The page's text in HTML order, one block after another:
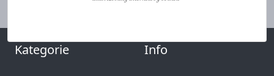
Kategorie Info